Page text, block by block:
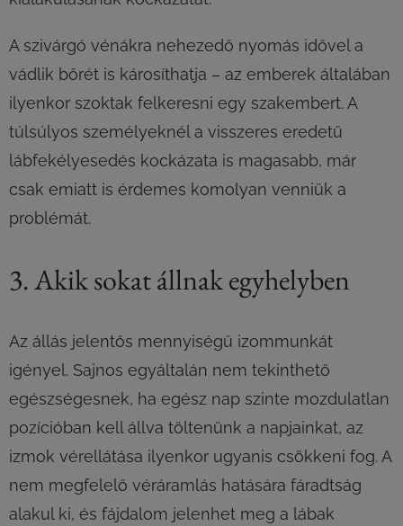
A szivárgó vénákra nehezedő nyomás idővel a
vádlik bőrét is károsíthatja – az emberek általában
ilyenkor szoktak felkeresni egy szakembert. A
túlsúlyos személyeknél a visszeres eredetű
lábfekélyesedés kockázata is magasabb, már
csak emiatt is érdemes komolyan venniük a
problémát.
3. Akik sokat állnak egyhelyben
Az állás jelentős mennyiségű izommunkát
igényel. Sajnos egyáltalán nem tekinthető
egészségesnek, ha egész nap szinte mozdulatlan
pozícióban kell állva töltenünk a napjainkat, az
izmok vérellátása ilyenkor ugyanis csökkeni fog. A
nem megfelelő véráramlás hatására fáradtság
alakul ki, és fájdalom jelenhet meg a lábak